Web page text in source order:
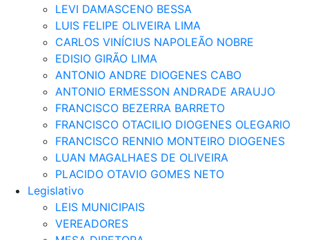
LEVI DAMASCENO BESSA
LUIS FELIPE OLIVEIRA LIMA
CARLOS VINÍCIUS NAPOLEÃO NOBRE
EDISIO GIRÃO LIMA
ANTONIO ANDRE DIOGENES CABO
ANTONIO ERMESSON ANDRADE ARAUJO
FRANCISCO BEZERRA BARRETO
FRANCISCO OTACILIO DIOGENES OLEGARIO
FRANCISCO RENNIO MONTEIRO DIOGENES
LUAN MAGALHAES DE OLIVEIRA
PLACIDO OTAVIO GOMES NETO
Legislativo
LEIS MUNICIPAIS
VEREADORES